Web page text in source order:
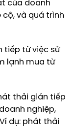
của doanh
cộ, và quá trình
tiếp từ việc sử
lạnh mua từ
thải gián tiếp
nghiệp,
dụ: phát thải